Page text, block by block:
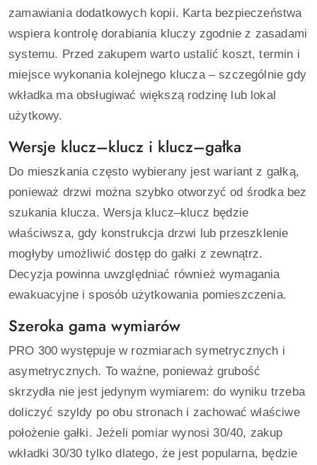
zamawiania dodatkowych kopii. Karta bezpieczeństwa
wspiera kontrolę dorabiania kluczy zgodnie z zasadami
systemu. Przed zakupem warto ustalić koszt, termin i
miejsce wykonania kolejnego klucza – szczególnie gdy
wkładka ma obsługiwać większą rodzinę lub lokal
użytkowy.
Wersje klucz–klucz i klucz–gałka
Do mieszkania często wybierany jest wariant z gałką,
ponieważ drzwi można szybko otworzyć od środka bez
szukania klucza. Wersja klucz–klucz będzie
właściwsza, gdy konstrukcja drzwi lub przeszklenie
mogłyby umożliwić dostęp do gałki z zewnątrz.
Decyzja powinna uwzględniać również wymagania
ewakuacyjne i sposób użytkowania pomieszczenia.
Szeroka gama wymiarów
PRO 300 występuje w rozmiarach symetrycznych i
asymetrycznych. To ważne, ponieważ grubość
skrzydła nie jest jedynym wymiarem: do wyniku trzeba
doliczyć szyldy po obu stronach i zachować właściwe
położenie gałki. Jeżeli pomiar wynosi 30/40, zakup
wkładki 30/30 tylko dlatego, że jest popularna, będzie